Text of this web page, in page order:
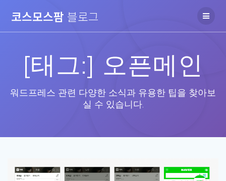
코스모스팜 블로그
[태그:] 오픈메인
워드프레스 관련 다양한 소식과 유용한 팁을 찾아보
실 수 있습니다.